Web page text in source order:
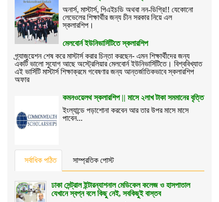
অনার্স, মাস্টার্স, পিএইচডি অথবা নন-ডিগ্রি!! যেকোনো
লেভেলের শিক্ষার্থীর জন্য চীন সরকার নিয়ে এল
স্কলারশিপ।
মেলবোর্ন ইউনিভার্সিটিতে স্কলারশিপ
গ্র্যাজুয়েশন শেষ করে মাস্টার্স করার চিন্তা করছেন- এমন শিক্ষার্থীদের জন্য
একটি ভালো সুযোগ আছে অস্ট্রেলিয়ার মেলবোর্ন ইউনিভার্সিটিতে। বিশ্ববিখ্যাত
এই ভার্সিটি মাস্টার্স শিক্ষাক্রমে গবেষণার জন্য আন্তর্জাতিকভাবে স্কলারশিপ
অফার
কমনওয়েলথ স্কলারশিপ || মাসে ২লাখ টাকা সমমানের বৃত্তি
ইংল্যান্ডে পড়াশোনা করবেন আর তার উপর মাসে মাসে
পাবেন...
সর্বাধিক পঠিত সাম্প্রতিক পোস্ট
ঢাকা সেন্ট্রাল ইন্টারন্যাশনাল মেডিকেল কলেজ ও হাসপাতাল
যেখানে স্বপ্ন বলে কিছু নেই, সবকিছুই বাস্তব